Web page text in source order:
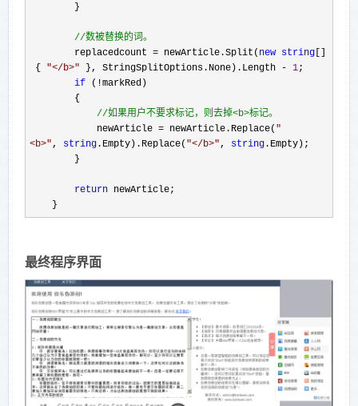
}
//数被替换的词。
replacedcount = newArticle.Split( new string []
{ "</b>" }, StringSplitOptions.None).Length - 1;
if (!markRed)
{
//如果用户不要求标记，则去掉<b>标记。
newArticle = newArticle.Replace( "
<b>" , string .Empty).Replace( "</b>" , string .Empty);
}
return newArticle;
}
最终程序界面